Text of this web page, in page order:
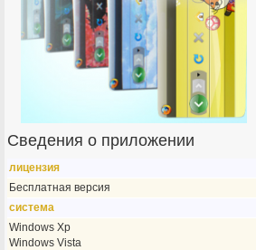
Сведения о приложении
лицензия
Бесплатная версия
система
Windows Xp
Windows Vista